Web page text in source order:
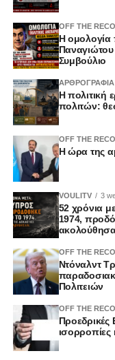
OFF THE
Η ομολογία
Παναγιώτου
Συμβούλιο
ΑΡΘΡΟΓΡΑΦΙΑ
Η πολιτική
πολιτών:
OFF THE
Η ώρα της
VOULITV 3
52 χρόνια
1974,
OFF THE
Ντόναλντ
Πολιτειών
OFF THE
ισορροπίες